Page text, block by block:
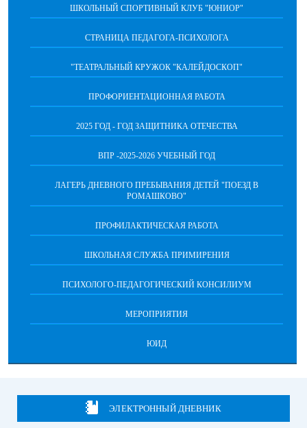
ШКОЛЬНЫЙ СПОРТИВНЫЙ КЛУБ "ЮНИОР"
СТРАНИЦА ПЕДАГОГА-ПСИХОЛОГА
"ТЕАТРАЛЬНЫЙ КРУЖОК "КАЛЕЙДОСКОП"
ПРОФОРИЕНТАЦИОННАЯ РАБОТА
2025 ГОД - ГОД ЗАЩИТНИКА ОТЕЧЕСТВА
ВПР -2025-2026 УЧЕБНЫЙ ГОД
ЛАГЕРЬ ДНЕВНОГО ПРЕБЫВАНИЯ ДЕТЕЙ "ПОЕЗД В
РОМАШКОВО"
ПРОФИЛАКТИЧЕСКАЯ РАБОТА
ШКОЛЬНАЯ СЛУЖБА ПРИМИРЕНИЯ
ПСИХОЛОГО-ПЕДАГОГИЧЕСКИЙ КОНСИЛИУМ
МЕРОПРИЯТИЯ
ЮИД
ЭЛЕКТРОННЫЙ ДНЕВНИК